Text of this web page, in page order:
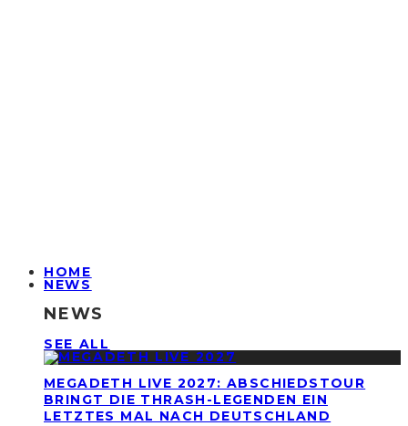
HOME
NEWS
NEWS
SEE ALL
MEGADETH LIVE 2027: ABSCHIEDSTOUR
BRINGT DIE THRASH-LEGENDEN EIN
LETZTES MAL NACH DEUTSCHLAND